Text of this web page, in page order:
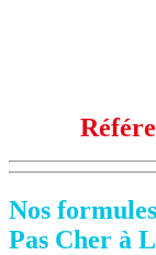
Nos
Pas Cher à